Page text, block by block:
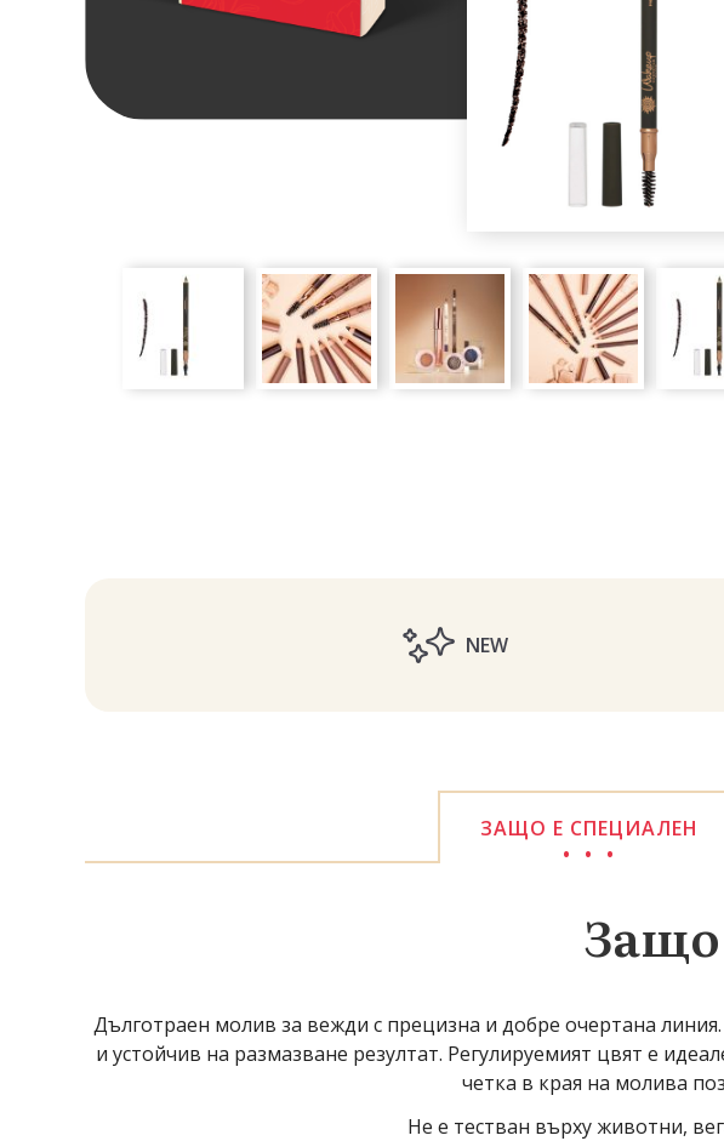
NEW
ЗАЩО Е СПЕЦИАЛЕН
Защо
Дълготраен молив за вежди с прецизна и добре очертана
и устойчив на размазване резултат. Регулируемият цвят е
четка в края на молива
Не е тестван върху животни,